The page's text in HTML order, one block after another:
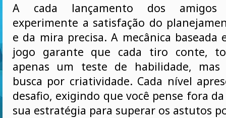
A cada lançamento dos amigos
experimente a satisfação do
e da mira precisa. A mecânica baseada
jogo garante que cada tiro conte,
apenas um teste de habilidade,
busca por criatividade. Cada nível
desafio, exigindo que você pense fora
sua estratégia para superar os astutos